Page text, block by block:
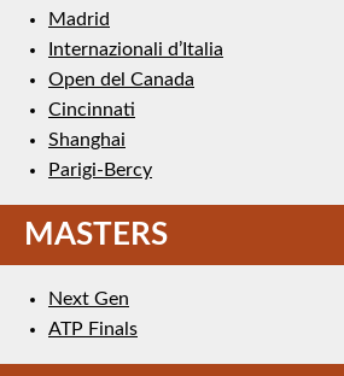
Madrid
Internazionali d’Italia
Open del Canada
Cincinnati
Shanghai
Parigi-Bercy
MASTERS
Next Gen
ATP Finals